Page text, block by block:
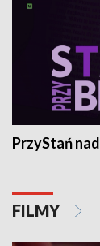
PrzyStań
FILMY